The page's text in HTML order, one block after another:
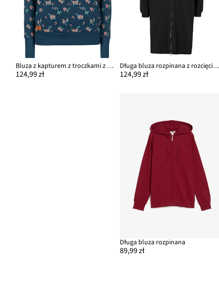
Bluza z kapturem z troczkami z czystej bawełny
124,99 zł
Długa bluza rozpinana z rozcięciami po bokach
124,99 zł
Długa bluza rozpinana
89,99 zł